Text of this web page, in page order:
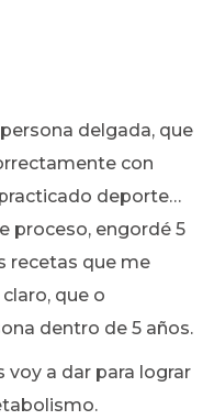
delgada, que
con
deporte…
proceso, engordé 5
recetas que me
que o
dentro de 5 años.
voy a dar para lograr